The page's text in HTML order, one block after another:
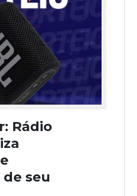
Rádio
seu